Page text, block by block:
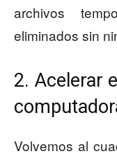
archivos
eliminados sin
2. Acelerar
Volvemos al